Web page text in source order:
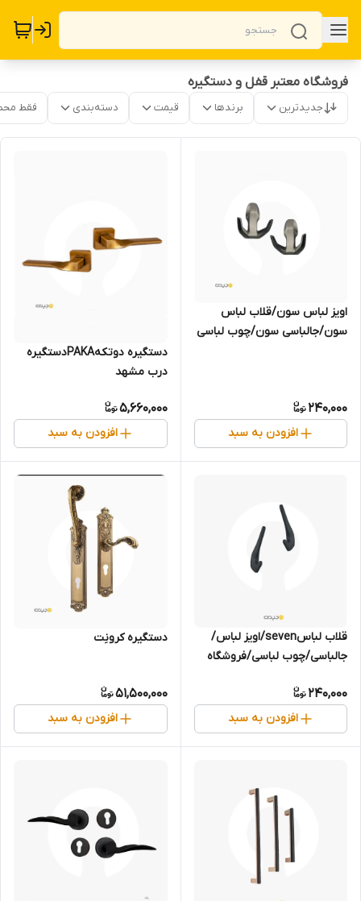
فروشگاه معتبر قفل و دستگیره
جدیدترین برندها قیمت دسته‌بندی فقط
اویز لباس سون/قلاب لباس
سون/جالباسی سون/چوب لباسی
240,000
افزودن به سبد
دستگیره دوتکهPAKAدستگیره
درب مشهد
5,660,000
افزودن به سبد
قلاب لباسseven/اویز لباس/
جالباسی/چوب لباسی/فروشگاه
240,000
افزودن به سبد
دستگیره کرونِت
51,500,000
افزودن به سبد